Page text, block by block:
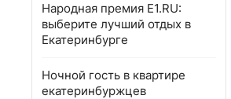
Народная премия E1.RU:
выберите лучший отдых в
Екатеринбурге
Ночной гость в квартире
екатеринбуржцев